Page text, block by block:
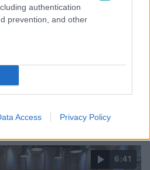
authentication
prevention, and other
Access Privacy Policy
esélyt - vajon bent
a két séf úgy döntöttek, nem
annyira, hogy kiválasszák őket
6:41